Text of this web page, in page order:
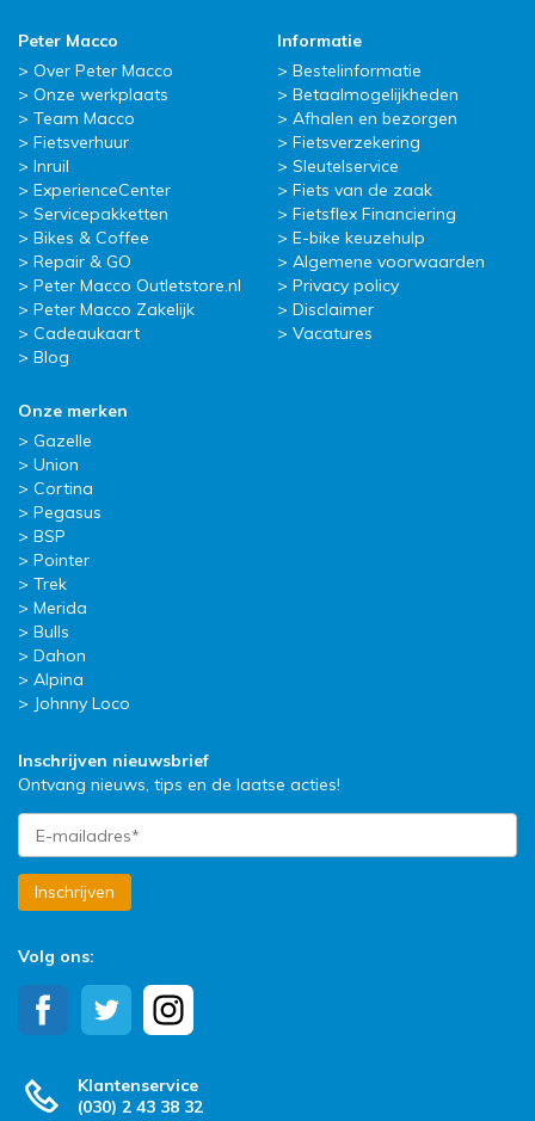
Peter Macco
Over Peter Macco
Onze werkplaats
Team Macco
Fietsverhuur
Inruil
ExperienceCenter
Servicepakketten
Bikes & Coffee
Repair & GO
Peter Macco Outletstore.nl
Peter Macco Zakelijk
Cadeaukaart
Blog
Informatie
Bestelinformatie
Betaalmogelijkheden
Afhalen en bezorgen
Fietsverzekering
Sleutelservice
Fiets van de zaak
Fietsflex Financiering
E-bike keuzehulp
Algemene voorwaarden
Privacy policy
Disclaimer
Vacatures
Onze merken
Gazelle
Union
Cortina
Pegasus
BSP
Pointer
Trek
Merida
Bulls
Dahon
Alpina
Johnny Loco
Inschrijven nieuwsbrief
Ontvang nieuws, tips en de laatse acties!
Inschrijven
Volg ons:
Klantenservice
(030) 2 43 38 32